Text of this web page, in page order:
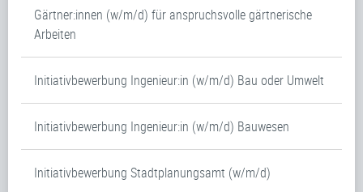
Gärtner:innen (w/m/d) für anspruchsvolle gärtnerische
Arbeiten
Initiativbewerbung Ingenieur:in (w/m/d) Bau oder Umwelt
Initiativbewerbung Ingenieur:in (w/m/d) Bauwesen
Initiativbewerbung Stadtplanungsamt (w/m/d)